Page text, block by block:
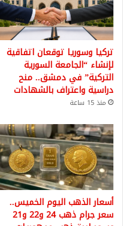
تركيا وسوريا توقعان اتفاقية
لإنشاء “الجامعة السورية
التركية” في دمشق.. منح
دراسية واعتراف بالشهادات
منذ 15 ساعة
أسعار الذهب اليوم الخميس..
سعر جرام ذهب 24 و22 و21